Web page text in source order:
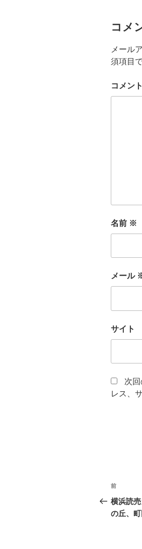
コメ
メール
須項目
コメント
名前 ※
メール
サイト
次
レス、
投
稿
ナ
前
の
投
前
横浜読
の丘、